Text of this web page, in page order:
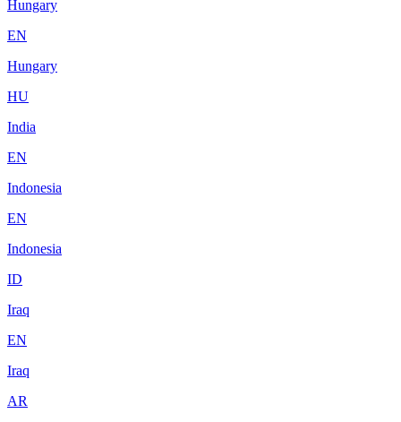
Hungary
EN
Hungary
HU
India
EN
Indonesia
EN
Indonesia
ID
Iraq
EN
Iraq
AR